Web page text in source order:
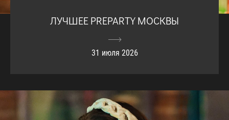
ЛУЧШЕЕ PREPARTY МОСКВЫ
31 июля 2026